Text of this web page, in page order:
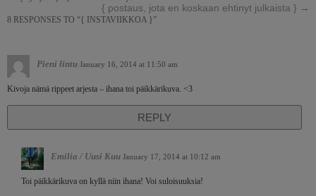
{ postaus, jota en koskaan ehtinyt julkaista } →
8 RESPONSES TO “{ INSTAVIIKKOA }”
Pieni lintu January 16, 2014 at 11:50 am
Kivoja nämä rippeet arjesta – ihana toi päikkärikuva. <3
REPLY
Emilia / Uusi Kuu January 17, 2014 at 10:12 am
Toi päikkärikuva on kyllä niin ihana! Voi suloisuuksia!